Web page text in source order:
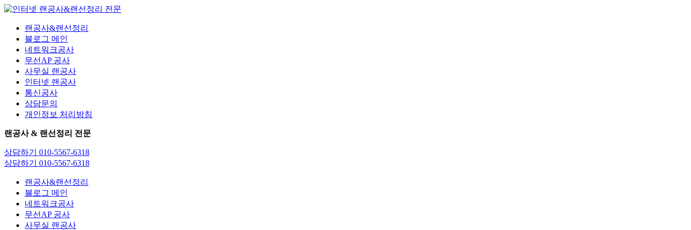
콘
랜공사&랜선정리
블로그 메인
네트워크공사
무선AP 공사
사무실 랜공사
인터넷 랜공사
통신공사
상담문의
개인정보 처리방침
랜공사 & 랜선정리 전문
상담하기 010-5567-6318
상담하기 010-5567-6318
랜공사&랜선정리
블로그 메인
네트워크공사
무선AP 공사
사무실 랜공사